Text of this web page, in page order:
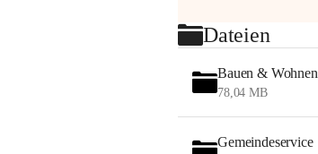
Dateien
Bauen & Wohnen
78,04 MB
Gemeindeservice